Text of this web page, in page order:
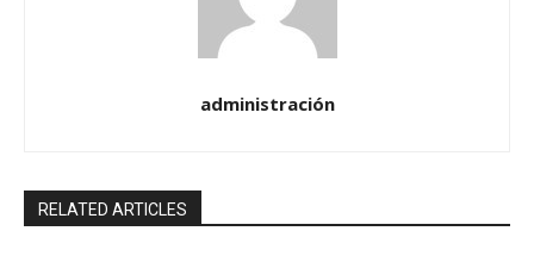
administración
RELATED ARTICLES